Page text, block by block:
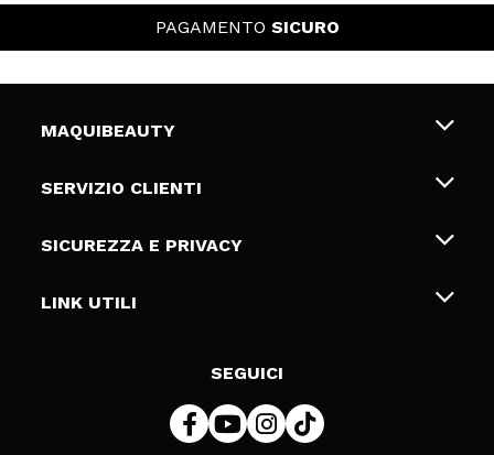
PAGAMENTO SICURO
MAQUIBEAUTY
Chi siamo
Gift Cards
SERVIZIO CLIENTI
Spedizioni & Resi
Metodi di pagamamento
SICUREZZA E PRIVACY
Termini e condizioni
LINK UTILI
SEGUICI